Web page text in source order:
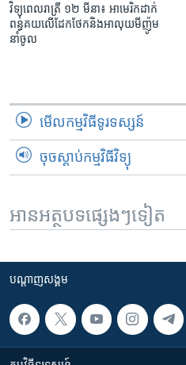
វិទ្យុពេលរាត្រី ១២ មីនា៖ អាមេរិក​ដាក់​
ពន្ធគយ​លើ​ដែកថែក​និង​អាលុយ​មីញ៉ូម​
នាំចូល
មើល​កម្មវិធី​ទូរទស្សន៍
ចុចស្តាប់កម្មវិធីវិទ្យុ
អានអត្ថបទផ្សេងៗទៀត
បណ្តាញ​សង្គម